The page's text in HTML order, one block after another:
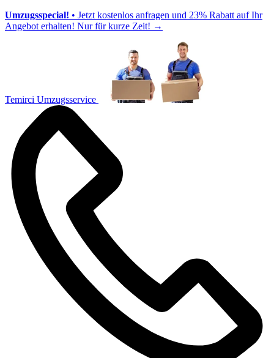
Umzugsspecial! • Jetzt kostenlos anfragen und 23% Rabatt auf Ihr
Angebot erhalten! Nur für kurze Zeit! →
Temirci Umzugsservice